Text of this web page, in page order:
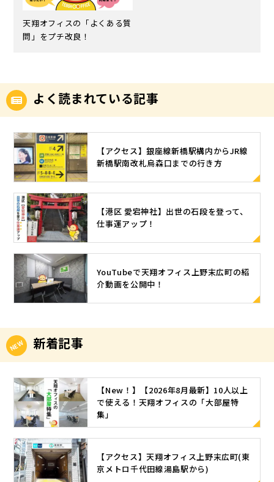
天翔オフィスの「よくある質
問」をプチ改良！
よく読まれている記事
【アクセス】銀座線新橋駅構内からJR線
新橋駅南改札烏森口までの行き方
【港区 愛宕神社】出世の石段を登って、
仕事運アップ！
YouTubeで天翔オフィス上野末広町の紹
介動画を公開中！
新着記事
【New！】【2026年8月最新】10人以上
で使える！天翔オフィスの「大部屋特
集」
【アクセス】天翔オフィス上野末広町(東
京メトロ千代田線湯島駅から)